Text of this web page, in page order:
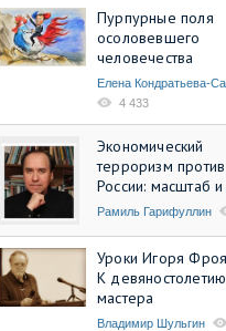
Пурпурные поля
осоловевшего
человечества
Елена Кондратьева-
4 433
Экономический
терроризм против
России: масштаб
Рамиль Гарифуллин
Уроки Игоря
К девяностолетию
мастера
Владимир Шульгин